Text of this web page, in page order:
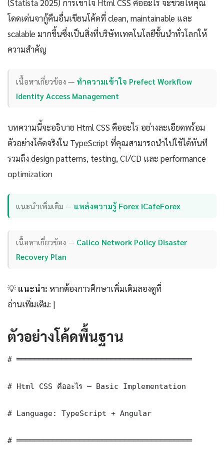
(Statista 2025) การเข้าใจ Html CSS คืออะไร จะช่วยให้คุณ
โดดเด่นจากู้คืนอื่นเขียนโค้ดที่ clean, maintainable และ
scalable มากขึ้นซึ่งเป็นสิ่งที่บริษัทเทคโนโลยีชั้นนำทั่วโลกให้
ความสำคัญ
เนื้อหาเกี่ยวข้อง — ทำความเข้าใจ Prefect Workflow
Identity Access Management
บทความนี้จะอธิบาย Html CSS คืออะไร อย่างละเอียดพร้อม
ตัวอย่างโค้ดจริงใน TypeScript ที่คุณสามารถนำไปใช้ได้ทันที
รวมถึง design patterns, testing, CI/CD และ performance
optimization
แนะนำเพิ่มเติม — แหล่งความรู้ Forex iCafeForex
เนื้อหาเกี่ยวข้อง — Calico Network Policy Disaster
Recovery Plan
💡 แนะนำ: หากต้องการศึกษาเพิ่มเติมลองดูที่
อ่านเพิ่มเติม: |
ตัวอย่างโค้ดพื้นฐาน
# ═══════════════════════════════════════
# Html CSS คืออะไร — Basic Implementation
# Language: TypeScript + Angular
# ═══════════════════════════════════════